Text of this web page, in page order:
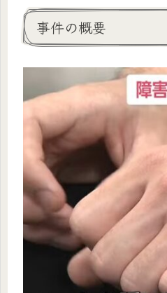
事件の概要